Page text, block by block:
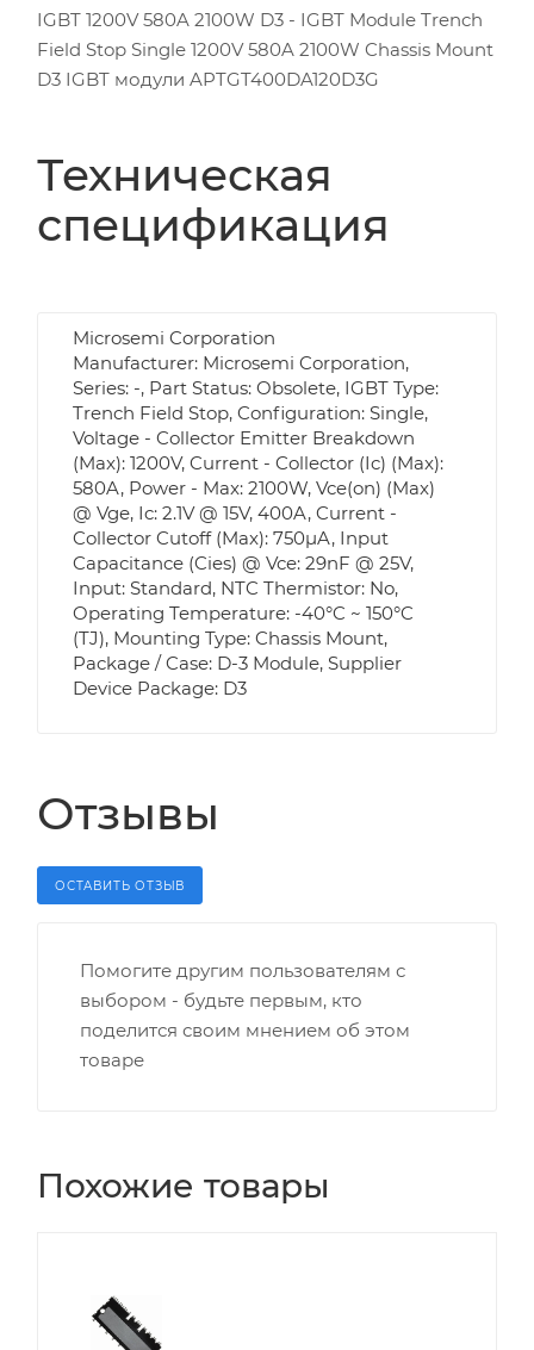
IGBT 1200V 580A 2100W D3 - IGBT Module Trench
Field Stop Single 1200V 580A 2100W Chassis Mount
D3 IGBT модули APTGT400DA120D3G
Техническая
спецификация
Microsemi Corporation
Manufacturer: Microsemi Corporation,
Series: -, Part Status: Obsolete, IGBT Type:
Trench Field Stop, Configuration: Single,
Voltage - Collector Emitter Breakdown
(Max): 1200V, Current - Collector (Ic) (Max):
580A, Power - Max: 2100W, Vce(on) (Max)
@ Vge, Ic: 2.1V @ 15V, 400A, Current -
Collector Cutoff (Max): 750µA, Input
Capacitance (Cies) @ Vce: 29nF @ 25V,
Input: Standard, NTC Thermistor: No,
Operating Temperature: -40°C ~ 150°C
(TJ), Mounting Type: Chassis Mount,
Package / Case: D-3 Module, Supplier
Device Package: D3
Отзывы
ОСТАВИТЬ ОТЗЫВ
Помогите другим пользователям с
выбором - будьте первым, кто
поделится своим мнением об этом
товаре
Похожие товары